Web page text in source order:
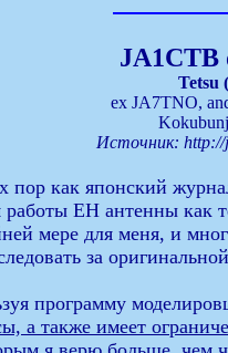
JA1CTB
Tetsu
ex JA7TNO,
Источник: http://
как японский
ЕН антенны
мере для меня, и
за
программу
а также имеет